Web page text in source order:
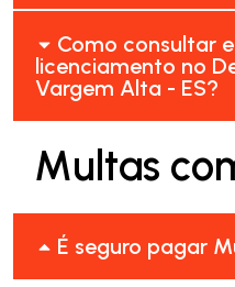
Como consultar
licenciamento no
Vargem Alta - ES?
Multas
É seguro pagar